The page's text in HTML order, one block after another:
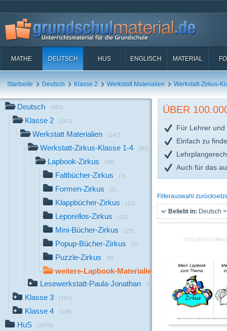
MATHE DEUTSCH HUS ENGLISCH MATERIAL
Startseite Deutsch Klasse 2 Werkstatt Materialien Werkstatt-Zirkus-
Deutsch (483)
Klasse 2 (147)
Werkstatt Materialien (147)
Werkstatt-Zirkus-Klasse 1-4 (90)
Lapbook-Zirkus (90)
Faltbücher-Zirkus (7)
Formen-Zirkus (5)
Klappbücher-Zirkus (12)
Leporellos-Zirkus (13)
Mini-Bücher-Zirkus (29)
Popup-Bücher-Zirkus (7)
Puzzle-Zirkus (8)
weitere-Lapbook-Materialien
Lesewerkstatt-Paula-Jonathan (57)
Klasse 3 (197)
Klasse 4 (139)
HuS (2478)
ÜBER
Für Lehrer und
Einfach zu
Auch für das
Filterauswahl
Beliebt in: Deutsch
TITELSEITE-